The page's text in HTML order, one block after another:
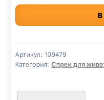
спрей
от
для
помещений
В
Артикул: 109479
Категория: Спреи для